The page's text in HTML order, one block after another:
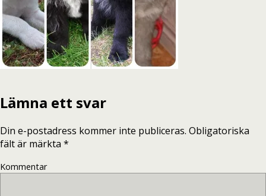
Lämna ett svar
Din e-postadress kommer inte publiceras. Obligatoriska
fält är märkta *
Kommentar